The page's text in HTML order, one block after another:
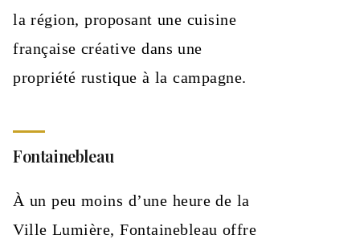
la région, proposant une cuisine
française créative dans une
propriété rustique à la campagne.
Fontainebleau
À un peu moins d’une heure de la
Ville Lumière, Fontainebleau offre